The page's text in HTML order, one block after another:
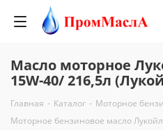
Масло моторное
15W-40/ 216,5л
Главная - Каталог - Моторное
Моторное бензиновое масло Лукойл